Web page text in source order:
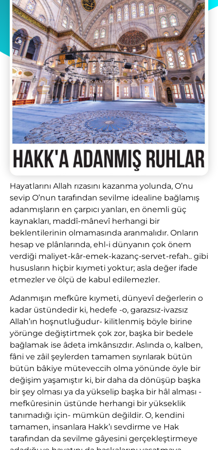
Hayatlarını Allah rızasını kazanma yolunda, O’nu
sevip O’nun tarafından sevilme idealine bağlamış
adanmışların en çarpıcı yanları, en önemli güç
kaynakları, maddî-mânevî herhangi bir
beklentilerinin olmamasında aranmalıdır. Onların
hesap ve plânlarında, ehl-i dünyanın çok önem
verdiği maliyet-kâr-emek-kazanç-servet-refah.. gibi
hususların hiçbir kıymeti yoktur; asla değer ifade
etmezler ve ölçü de kabul edilemezler.
Adanmışın mefkûre kıymeti, dünyevî değerlerin o
kadar üstündedir ki, hedefe -o, garazsız-ivazsız
Allah’ın hoşnutluğudur- kilitlenmiş böyle birine
yörünge değiştirtmek çok zor, başka bir bedele
bağlamak ise âdeta imkânsızdır. Aslında o, kalben,
fâni ve zâil şeylerden tamamen sıyrılarak bütün
bütün bâkiye müteveccih olma yönünde öyle bir
değişim yaşamıştır ki, bir daha da dönüşüp başka
bir şey olması ya da yükselip başka bir hâl alması -
mefkûresinin üstünde herhangi bir yükseklik
tanımadığı için- mümkün değildir. O, kendini
tamamen, insanlara Hakk’ı sevdirme ve Hak
tarafından da sevilme gâyesini gerçekleştirmeye